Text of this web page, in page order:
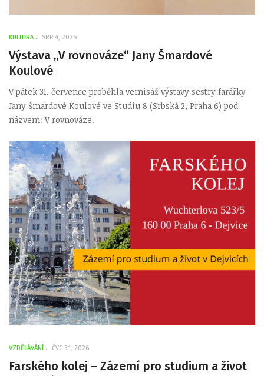
KULTURA SRP 4, 2026
Výstava „V rovnováze“ Jany Šmardové
Koulové
V pátek 31. července proběhla vernisáž výstavy sestry farářky
Jany Šmardové Koulové ve Studiu 8 (Srbská 2, Praha 6) pod
názvem: V rovnováze.
VZDĚLÁVÁNÍ ČVC 31, 2026
Farského kolej – Zázemí pro studium a život